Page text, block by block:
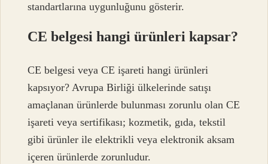
standartlarına uygunluğunu gösterir.
CE belgesi hangi ürünleri kapsar?
CE belgesi veya CE işareti hangi ürünleri
kapsıyor? Avrupa Birliği ülkelerinde satışı
amaçlanan ürünlerde bulunması zorunlu olan CE
işareti veya sertifikası; kozmetik, gıda, tekstil
gibi ürünler ile elektrikli veya elektronik aksam
içeren ürünlerde zorunludur.